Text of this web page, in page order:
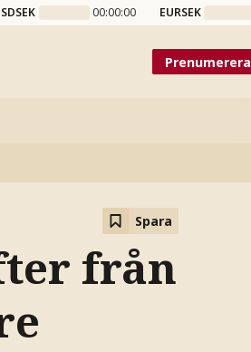
00:00:00 EURSEK
Prenumerera
Spara
från